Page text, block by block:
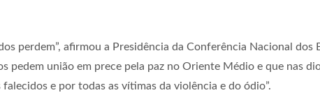
perdem”, afirmou a Presidência da Conferência Nacional
pedem união em prece pela paz no Oriente Médio e que nas
e por todas as vítimas da violência e do ódio”.